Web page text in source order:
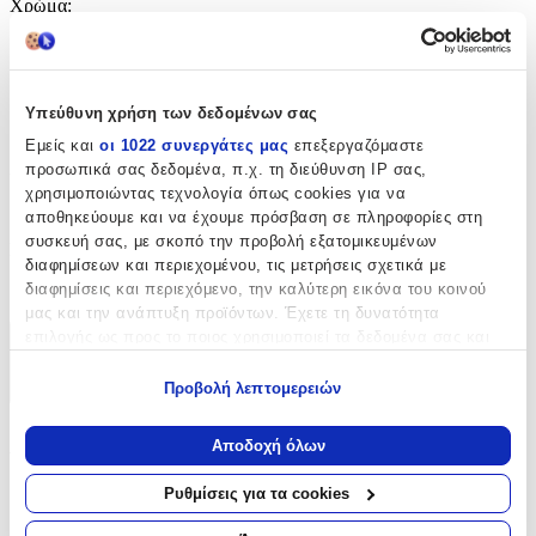
Υπεύθυνη χρήση των δεδομένων σας
Εμείς και οι 1022 συνεργάτες μας επεξεργαζόμαστε
προσωπικά σας δεδομένα, π.χ. τη διεύθυνση IP σας,
χρησιμοποιώντας τεχνολογία όπως cookies για να
αποθηκεύουμε και να έχουμε πρόσβαση σε πληροφορίες στη
συσκευή σας, με σκοπό την προβολή εξατομικευμένων
διαφημίσεων και περιεχομένου, τις μετρήσεις σχετικά με
διαφημίσεις και περιεχόμενο, την καλύτερη εικόνα του κοινού
μας και την ανάπτυξη προϊόντων. Έχετε τη δυνατότητα
Να συλλέξουμε πληροφορίες σχετικά με τη γεωγραφική
σας τοποθεσία, οι οποίες μπορεί να είναι ακριβείς σε
απόσταση μερικών μέτρων
Να αναγνωρίσουμε τη συσκευή σας σαρώνοντας ενεργά
για συγκεκριμένα χαρακτηριστικά (δακτυλικό αποτύπωμα)
Προβολή λεπτομερειών
Αποδοχή όλων
Ρυθμίσεις για τα cookies
Χρώμα:
Χειροποίητο:
Όχι
Κατασκευαστής :
OEM
Χαρακτηριστικά
Χαρακτηριστικά